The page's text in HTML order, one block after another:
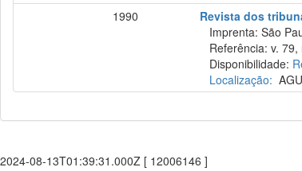
1990
Revista dos
Imprenta: São
Referência: v.
Disponibilidade:
Localização: AGU
2024-08-13T01:39:31.000Z [ 12006146 ]